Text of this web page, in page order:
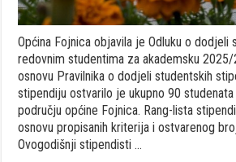
Općina Fojnica objavila je Odluku o dodjeli
redovnim studentima za akademsku 2025/
osnovu Pravilnika o dodjeli studentskih
stipendiju ostvarilo je ukupno 90
području općine Fojnica. Rang-lista
osnovu propisanih kriterija i ostvarenog
Ovogodišnji stipendisti …